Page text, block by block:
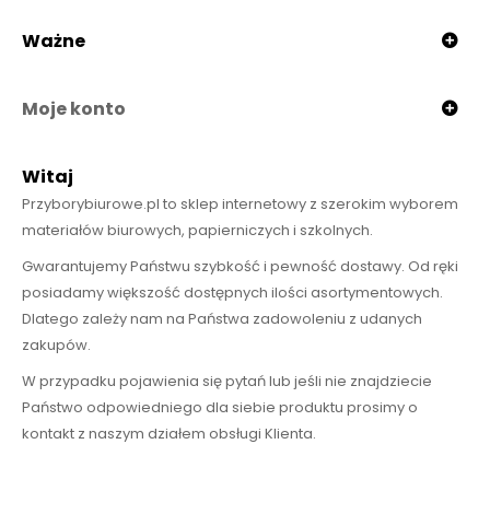
Ważne
Moje konto
Witaj
Przyborybiurowe.pl to sklep internetowy z szerokim wyborem
materiałów biurowych, papierniczych i szkolnych.
Gwarantujemy Państwu szybkość i pewność dostawy. Od ręki
posiadamy większość dostępnych ilości asortymentowych.
Dlatego zależy nam na Państwa zadowoleniu z udanych
zakupów.
W przypadku pojawienia się pytań lub jeśli nie znajdziecie
Państwo odpowiedniego dla siebie produktu prosimy o
kontakt z naszym działem obsługi Klienta.